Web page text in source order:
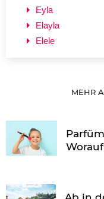
Eyla
Elayla
Elele
MEHR